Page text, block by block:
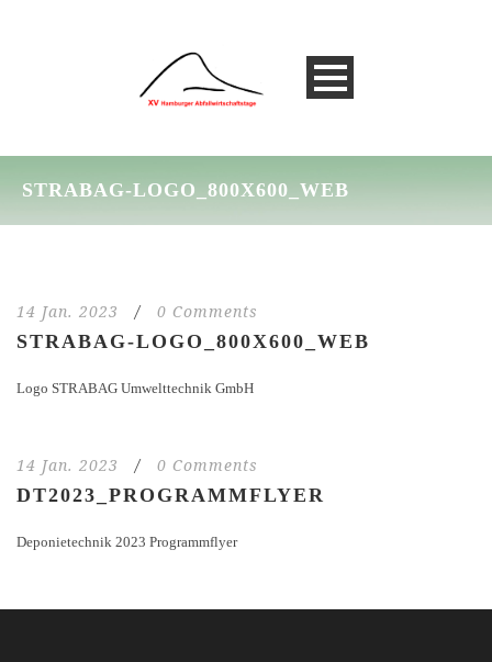
STRABAG-LOGO_800X600_WEB
14 Jan. 2023 / 0 Comments
STRABAG-LOGO_800X600_WEB
Logo STRABAG Umwelttechnik GmbH
14 Jan. 2023 / 0 Comments
DT2023_PROGRAMMFLYER
Deponietechnik 2023 Programmflyer